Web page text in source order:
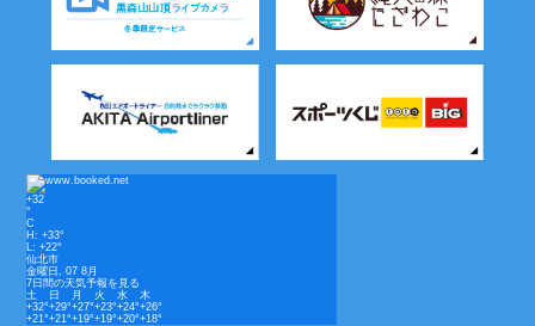
+32
°
C
H:+33°
L:+22°
仙北市
金曜日, 07 8月
7日間の天気予報を見る
土
日 月 火 水
木
+32°+29°+27°+23°+24°+26°
+21°+21°+19°+19°+20°+18°